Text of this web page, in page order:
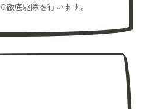
底駆除を行います。